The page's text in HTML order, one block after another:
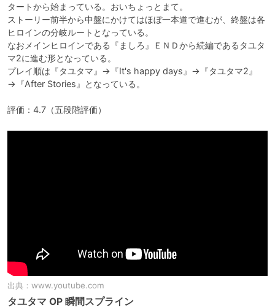
タートから始まっている。おいちょっとまて。
ストーリー前半から中盤にかけてはほぼ一本道で進むが、終盤は各
ヒロインの分岐ルートとなっている。
なおメインヒロインである『ましろ』ＥＮＤから続編であるタユタ
マ2に進む形となっている。
プレイ順は『タユタマ』→『It's happy days』→『タユタマ2』
→『After Stories』となっている。
評価：4.7（五段階評価）
出典： www.youtube.com
タユタマ OP 瞬間スプライン